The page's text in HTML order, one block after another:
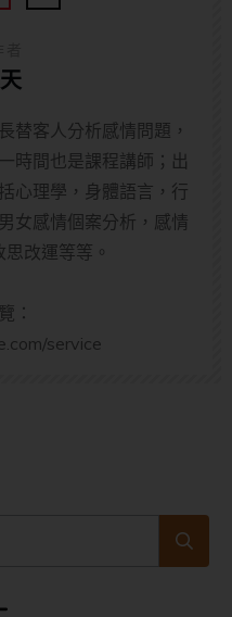
替客人分析感情問題，
時間也是課程講師；出
心理學，身體語言，行
女感情個案分析，感情
改運等等。
：
service